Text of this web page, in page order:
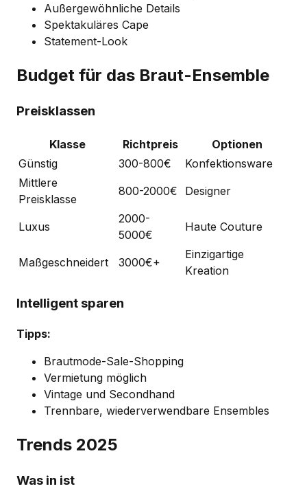
Außergewöhnliche Details
Spektakuläres Cape
Statement-Look
Budget für das Braut-Ensemble
Preisklassen
Klasse Richtpreis
Optionen
Günstig
300-800€
Konfektionsware
Mittlere
Preisklasse
800-2000€ Designer
Luxus
2000-
5000€
Haute Couture
Maßgeschneidert 3000€+
Einzigartige
Kreation
Intelligent sparen
Tipps:
Brautmode-Sale-Shopping
Vermietung möglich
Vintage und Secondhand
Trennbare, wiederverwendbare Ensembles
Trends 2025
Was in ist